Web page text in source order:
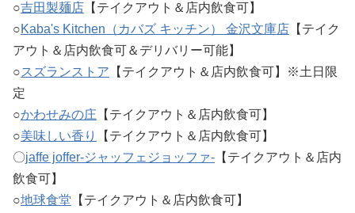
○吉田製麺店 【テイクアウト＆店内飲食可】
○Kaba's Kitchen（カバズ キッチン） 金沢文庫店 【テイク
アウト＆店内飲食可＆デリバリー可能】
○スズランストア 【テイクアウト＆店内飲食可】※土日限
定
○かわせみの庄 【テイクアウト＆店内飲食可】
○美味しい香り
【テイクアウト＆店内飲食可】
〇jaffe joffer-ジャッフェジョッファ- 【テイクアウト＆店内
飲食可】
○地球食堂 【テイクアウト＆店内飲食可】